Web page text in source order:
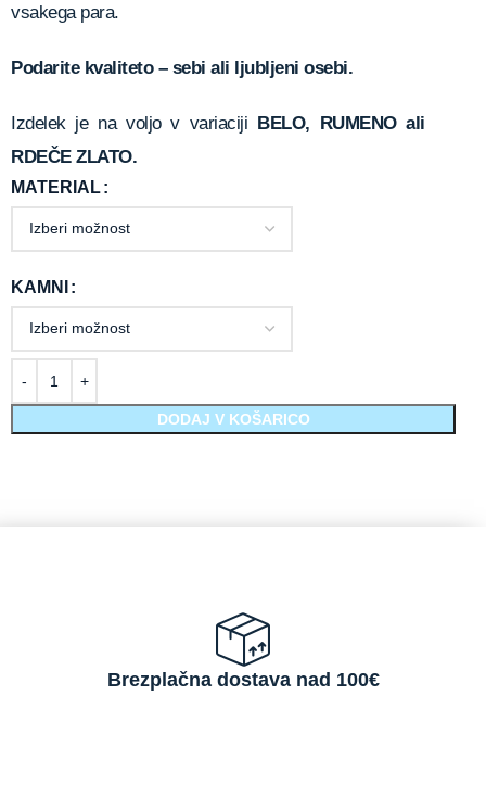
vsakega para.
Podarite kvaliteto – sebi ali ljubljeni osebi.
Izdelek je na voljo v variaciji BELO, RUMENO ali
RDEČE ZLATO.
MATERIAL
KAMNI
DODAJ V KOŠARICO
Brezplačna dostava nad 100€